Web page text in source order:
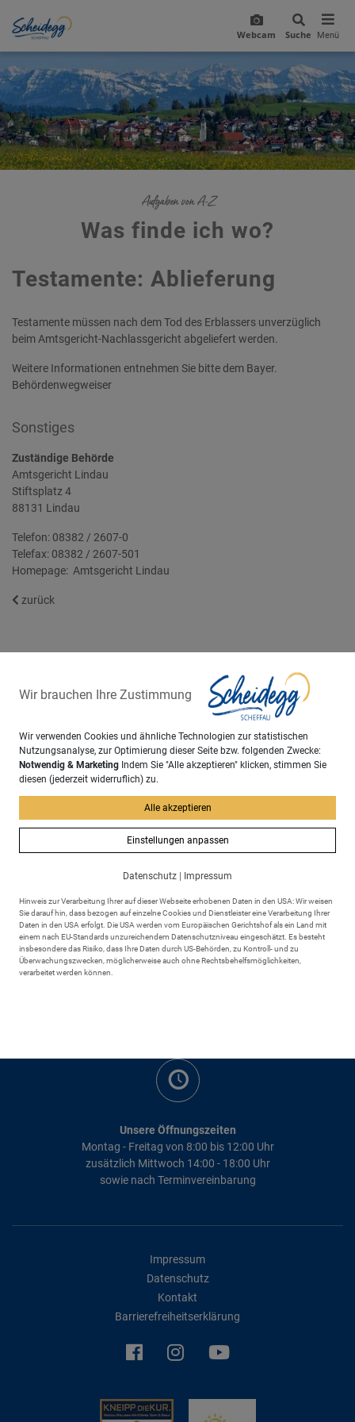
Webcam Suche Menü
Aufgaben von A-Z
Was finde ich wo?
Testamente: Ablieferung
Testamente müssen nach dem Tod des Erblassers unverzüglich
beim Amtsgericht-Nachlassgericht abgeliefert werden.
Weitere Informationen entnehmen Sie bitte dem Bayer.
Behördenwegweiser
Sonstiges
Zuständige Behörde
Amtsgericht Lindau
Stiftsplatz 4
88131 Lindau
Telefon: 08382 / 2607-0
Telefax: 08382 / 2607-501
Homepage: Amtsgericht Lindau
zurück
Adresse
Markt Scheidegg
Rathausplatz 6
88175 Scheidegg
Kontakt
Unsere Öffnungszeiten
Montag - Freitag von 8:00 bis 12:00 Uhr
zusätzlich Mittwoch 14:00 - 18:00 Uhr
sowie nach Terminvereinbarung
Impressum
Datenschutz
Kontakt
Barrierefreiheitserklärung
Wir brauchen Ihre Zustimmung
Wir verwenden Cookies und ähnliche Technologien zur statistischen
Nutzungsanalyse, zur Optimierung dieser Seite bzw. folgenden Zwecke:
Notwendig & Marketing Indem Sie "Alle akzeptieren" klicken, stimmen Sie
diesen (jederzeit widerruflich) zu.
Alle akzeptieren
Einstellungen anpassen
Datenschutz | Impressum
Hinweis zur Verarbeitung Ihrer auf dieser Webseite erhobenen Daten in den USA: Wir weisen
Sie darauf hin, dass bezogen auf einzelne Cookies und Dienstleister eine Verarbeitung Ihrer
Daten in den USA erfolgt. Die USA werden vom Europäischen Gerichtshof als ein Land mit
einem nach EU-Standards unzureichendem Datenschutzniveau eingeschätzt. Es besteht
insbesondere das Risiko, dass Ihre Daten durch US-Behörden, zu Kontroll- und zu
Überwachungszwecken, möglicherweise auch ohne Rechtsbehelfsmöglichkeiten,
verarbeitet werden können.